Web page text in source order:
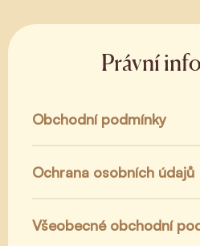
Právní
Obchodní podmínky
Ochrana osobních údajů
Všeobecné obchodní